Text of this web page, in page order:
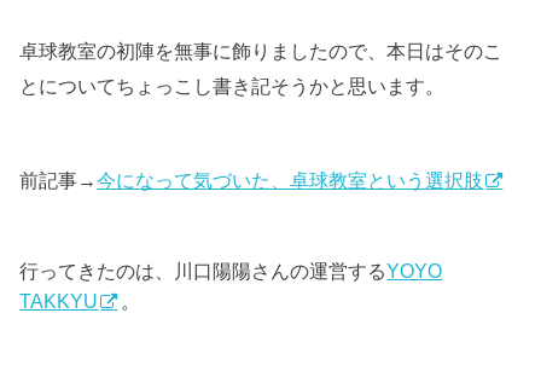
卓球教室の初陣を無事に飾りましたので、本日はそのこ
とについてちょっこし書き記そうかと思います。
前記事→今になって気づいた、卓球教室という選択肢
行ってきたのは、川口陽陽さんの運営するYOYO
TAKKYU
。